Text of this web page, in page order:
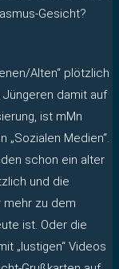
Gesicht?
Alten“ plötzlich
damit auf
ist mMn
Medien“.
schon ein alter
und die
zu dem
ist. Oder die
„lustigen“ Videos